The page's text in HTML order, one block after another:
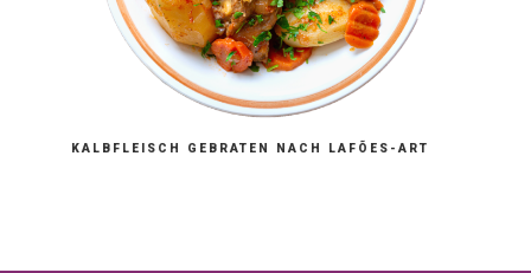
KALBFLEISCH GEBRATEN NACH LAFÕES-ART